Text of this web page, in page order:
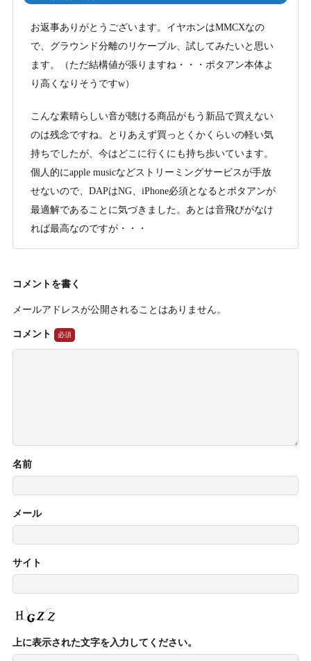
お返事ありがとうございます。イヤホンはMMCXなの
で、グラウンド分離のリケーブル、試してみたいと思い
ます。（ただ結構値が張りますね・・・ポタアン本体よ
り高くなりそうですw）
こんな素晴らしい音が聴ける商品がもう新品で買えない
のは残念ですね。とりあえず買っとくかくらいの軽い気
持ちでしたが、今はどこに行くにも持ち歩いています。
個人的にapple musicなどストリーミングサービスが手放
せないので、DAPはNG、iPhone必須となるとポタアンが
最適解であることに気づきました。あとは音飛びがなけ
れば最高なのですが・・・
コメントを書く
メールアドレスが公開されることはありません。
コメント
名前
メール
サイト
上に表示された文字を入力してください。